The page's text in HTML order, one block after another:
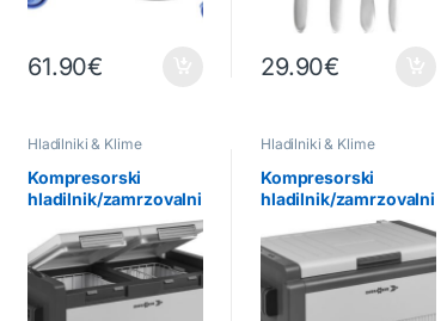
61.90€ 29.90€
Hladilniki & Klime
Kompresorski
hladilnik/zamrzovalni
CRIOMASTER
Dualzone
Hladilniki & Klime
Kompresorski
hladilnik/zamrzovalni
CRIOMASTER